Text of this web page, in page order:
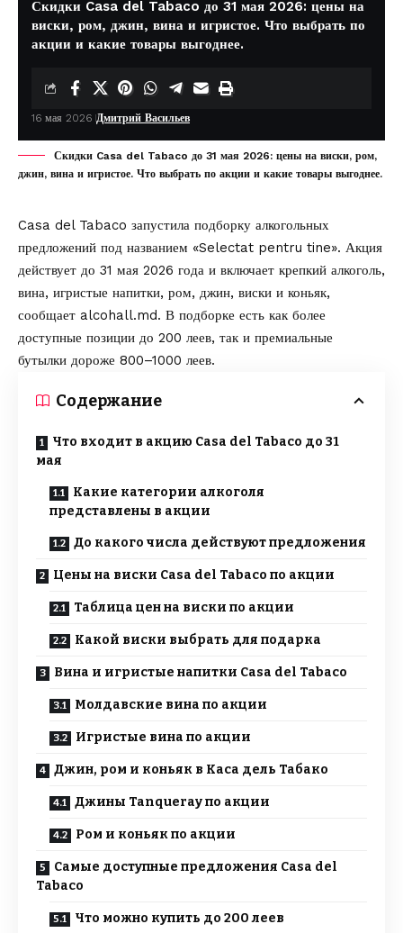
Скидки Casa del Tabaco до 31 мая 2026: цены на
виски, ром, джин, вина и игристое. Что выбрать по
акции и какие товары выгоднее.
16 мая 2026 Дмитрий Васильев
Скидки Casa del Tabaco до 31 мая 2026: цены на виски, ром,
джин, вина и игристое. Что выбрать по акции и какие товары выгоднее.
Casa del Tabaco запустила подборку алкогольных
предложений под названием «Selectat pentru tine». Акция
действует до 31 мая 2026 года и включает крепкий алкоголь,
вина, игристые напитки, ром, джин, виски и коньяк,
сообщает alcohall.md. В подборке есть как более
доступные позиции до 200 леев, так и премиальные
бутылки дороже 800–1000 леев.
Содержание
Что входит в акцию Casa del Tabaco до 31
мая
Какие категории алкоголя
представлены в акции
До какого числа действуют предложения
Цены на виски Casa del Tabaco по акции
Таблица цен на виски по акции
Какой виски выбрать для подарка
Вина и игристые напитки Casa del Tabaco
Молдавские вина по акции
Игристые вина по акции
Джин, ром и коньяк в Каса дель Табако
Джины Tanqueray по акции
Ром и коньяк по акции
Самые доступные предложения Casa del
Tabaco
Что можно купить до 200 леев